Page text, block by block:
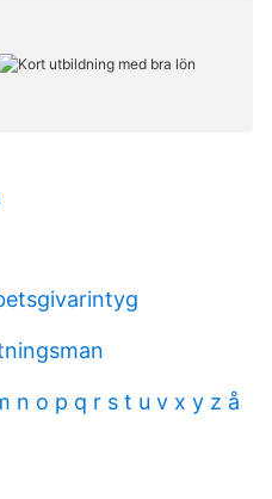
n o p q r s t u v x y z å